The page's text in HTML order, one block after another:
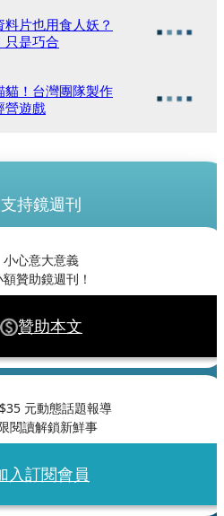
片也用食人妖？
只是巧合
貓！台灣團隊製作
營遊戲
支持鏡週刊
小心意大意義
額贊助鏡週刊！
贊助本文
35 元動態話題報導
閱讀解鎖新鮮事
入訂閱會員